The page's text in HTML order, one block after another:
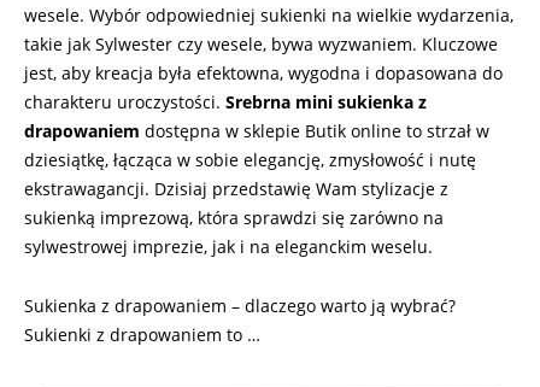
wesele. Wybór odpowiedniej sukienki na wielkie wydarzenia,
takie jak Sylwester czy wesele, bywa wyzwaniem. Kluczowe
jest, aby kreacja była efektowna, wygodna i dopasowana do
charakteru uroczystości. Srebrna mini sukienka z
drapowaniem dostępna w sklepie Butik online to strzał w
dziesiątkę, łącząca w sobie elegancję, zmysłowość i nutę
ekstrawagancji. Dzisiaj przedstawię Wam stylizacje z
sukienką imprezową, która sprawdzi się zarówno na
sylwestrowej imprezie, jak i na eleganckim weselu.
Sukienka z drapowaniem – dlaczego warto ją wybrać?
Sukienki z drapowaniem to …